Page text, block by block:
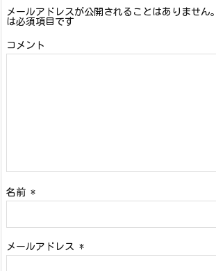
メールアドレスが公開されることはありません。
は必須項目です
コメント
名前 *
メールアドレス *